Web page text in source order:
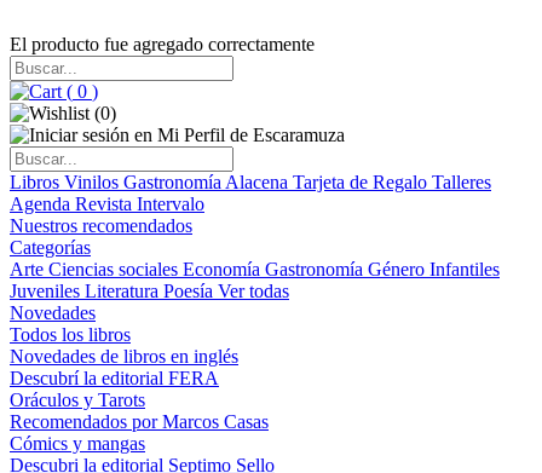
El producto fue agregado correctamente
( 0 )
(0)
Libros Vinilos Gastronomía Alacena Tarjeta de Regalo Talleres
Agenda Revista Intervalo
Nuestros recomendados
Categorías
Arte Ciencias sociales Economía Gastronomía Género Infantiles
Juveniles Literatura Poesía Ver todas
Novedades
Todos los libros
Novedades de libros en inglés
Descubrí la editorial FERA
Oráculos y Tarots
Recomendados por Marcos Casas
Cómics y mangas
Descubri la editorial Septimo Sello